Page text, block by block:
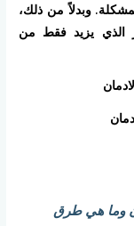
وبدلاً من ذلك،
الذي يزيد فقط من
وما هي طرق